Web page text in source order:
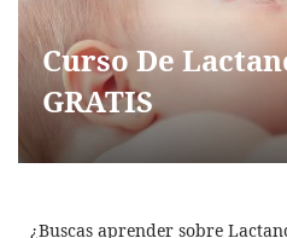
Curso De
GRATIS
¿Buscas aprender sobre